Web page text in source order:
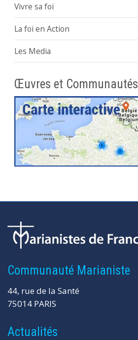
Vivre sa foi
La foi en Action
Les Media
Œuvres et Communautés
Communauté Marianiste
44, rue de la Santé
75014 PARIS
Actualités